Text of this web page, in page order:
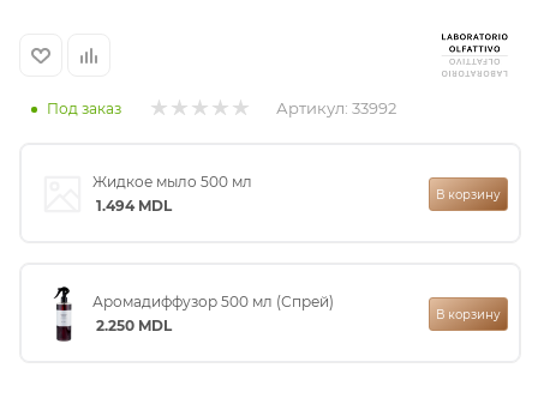
Под заказ Артикул: 33992
Жидкое мыло 500 мл
1.494MDL
В корзину
Аромадиффузор 500 мл (Спрей)
2.250 MDL
В корзину